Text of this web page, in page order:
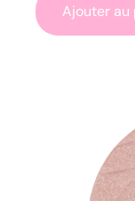
Ajouter au